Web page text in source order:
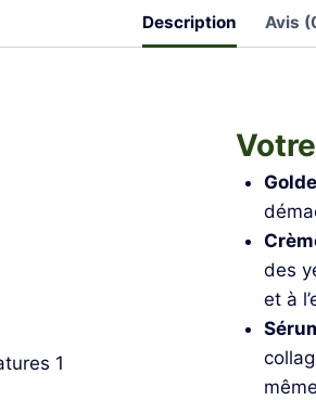
Description Avis
des
et à